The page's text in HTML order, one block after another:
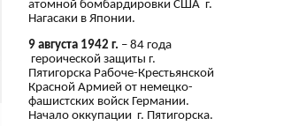
атомной бомбардировки США г.
Нагасаки в Японии.
9 августа 1942 г. – 84 года
героической защиты г.
Пятигорска Рабоче-Крестьянской
Красной Армией от немецко-
фашистских войск Германии.
Начало оккупации г. Пятигорска.